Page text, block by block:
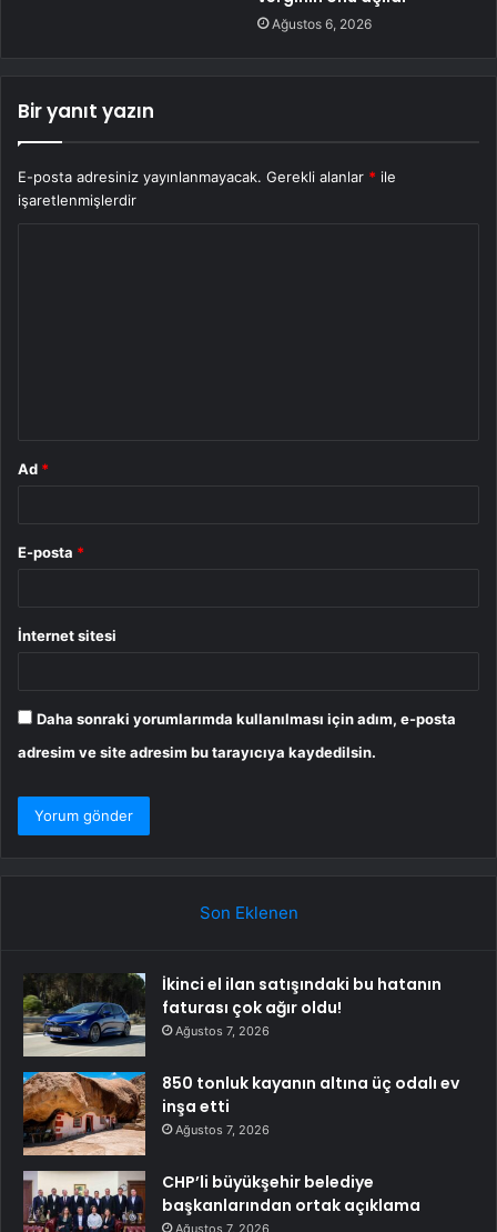
Ağustos 6, 2026
Bir yanıt yazın
E-posta adresiniz yayınlanmayacak. Gerekli alanlar * ile
işaretlenmişlerdir
Ad *
E-posta *
İnternet sitesi
Daha sonraki yorumlarımda kullanılması için adım, e-posta
adresim ve site adresim bu tarayıcıya kaydedilsin.
Son Eklenen
İkinci el ilan satışındaki bu hatanın
faturası çok ağır oldu!
Ağustos 7, 2026
850 tonluk kayanın altına üç odalı ev
inşa etti
Ağustos 7, 2026
CHP’li büyükşehir belediye
başkanlarından ortak açıklama
Ağustos 7, 2026